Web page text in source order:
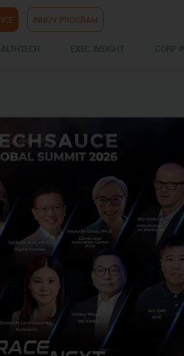
INNOV PROGRAM
EXEC INSIGHT CORP